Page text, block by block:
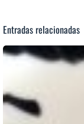
Entradas relacionadas